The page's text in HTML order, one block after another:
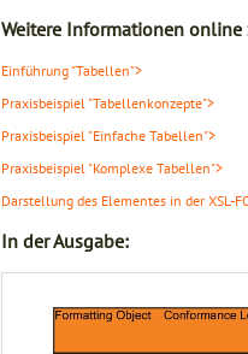
Weitere Informationen online
Einführung "Tabellen">
Praxisbeispiel "Tabellenkonzepte">
Praxisbeispiel "Einfache Tabellen">
Praxisbeispiel "Komplexe Tabellen">
Darstellung des Elementes in der XSL-
In der Ausgabe: